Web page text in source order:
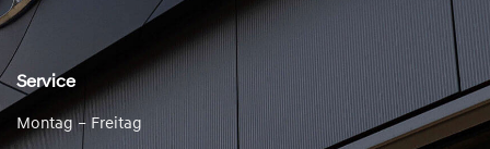
Service
Montag – Freitag